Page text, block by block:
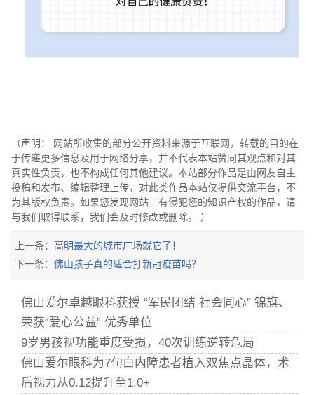
（声明： 网站所收集的部分公开资料来源于互联网，转载的目的在
于传递更多信息及用于网络分享，并不代表本站赞同其观点和对其
真实性负责，也不构成任何其他建议。本站部分作品是由网友自主
投稿和发布、编辑整理上传，对此类作品本站仅提供交流平台，不
为其版权负责。如果您发现网站上有侵犯您的知识产权的作品，请
与我们取得联系，我们会及时修改或删除。 ）
上一条： 高明最大的城市广场就它了！
下一条： 佛山孩子真的适合打新冠疫苗吗？
佛山爱尔卓越眼科获授 “军民团结 社会同心” 锦旗、
荣获“爱心公益” 优秀单位
9岁男孩视功能重度受损，40次训练逆转危局
佛山爱尔眼科为7旬白内障患者植入双焦点晶体，术
后视力从0.12提升至1.0+